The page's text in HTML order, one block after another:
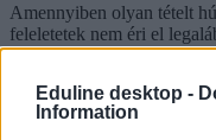
Eduline desktop -
Information
Amennyiben olyan tételt
feleletetek nem éri el
vizsgabizottság elnöke
Ebben az esetben
lehet maxpontos a
tökéletesen tudtok. Az